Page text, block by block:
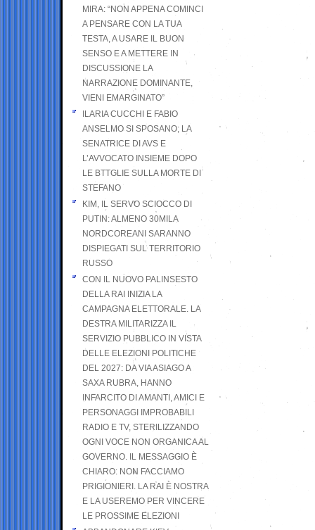
MIRA: “NON APPENA COMINCI
A PENSARE CON LA TUA
TESTA, A USARE IL BUON
SENSO E A METTERE IN
DISCUSSIONE LA
NARRAZIONE DOMINANTE,
VIENI EMARGINATO”
ILARIA CUCCHI E FABIO
ANSELMO SI SPOSANO; LA
SENATRICE DI AVS E
L’AVVOCATO INSIEME DOPO
LE BTTGLIE SULLA MORTE DI
STEFANO
KIM, IL SERVO SCIOCCO DI
PUTIN: ALMENO 30MILA
NORDCOREANI SARANNO
DISPIEGATI SUL TERRITORIO
RUSSO
CON IL NUOVO PALINSESTO
DELLA RAI INIZIA LA
CAMPAGNA ELETTORALE. LA
DESTRA MILITARIZZA IL
SERVIZIO PUBBLICO IN VISTA
DELLE ELEZIONI POLITICHE
DEL 2027: DA VIA ASIAGO A
SAXA RUBRA, HANNO
INFARCITO DI AMANTI, AMICI E
PERSONAGGI IMPROBABILI
RADIO E TV, STERILIZZANDO
OGNI VOCE NON ORGANICA AL
GOVERNO. IL MESSAGGIO È
CHIARO: NON FACCIAMO
PRIGIONIERI. LA RAI È NOSTRA
E LA USEREMO PER VINCERE
LE PROSSIME ELEZIONI